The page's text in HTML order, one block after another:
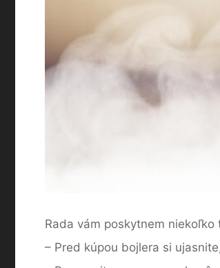
Rada vám poskytnem niekoľko
– Pred kúpou bojlera si